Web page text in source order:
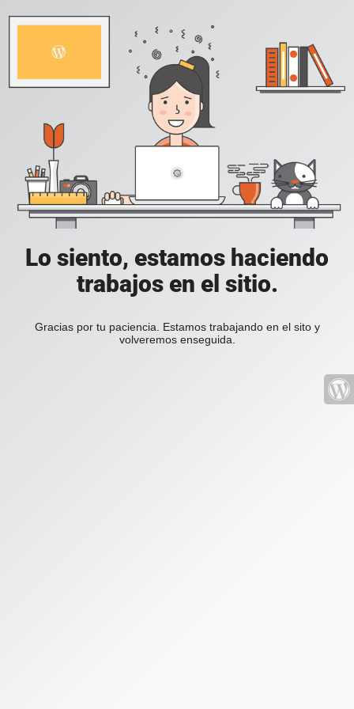
Lo siento, estamos haciendo
trabajos en el sitio.
Gracias por tu paciencia. Estamos trabajando en el sito y
volveremos enseguida.